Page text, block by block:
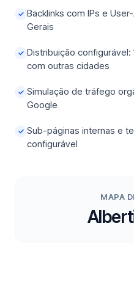
✓ Backlinks com IPs e
Gerais
✓ Distribuição
com outras cidades
✓ Simulação de tráfego
Google
✓ Sub-páginas internas e
configurável
MAPA